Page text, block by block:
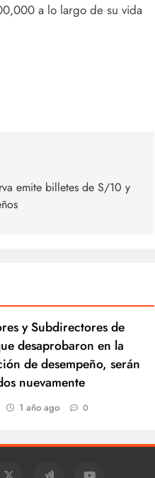
a lo largo de su vida
emite billetes de S/10 y
y Subdirectores de
desaprobaron en la
de desempeño, serán
nuevamente
1 año ago 0